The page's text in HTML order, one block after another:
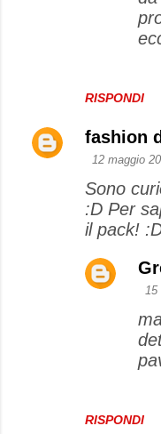
RISPONDI
fashion
12 maggio
Sono
:D Per
il pack!
RISPONDI
15